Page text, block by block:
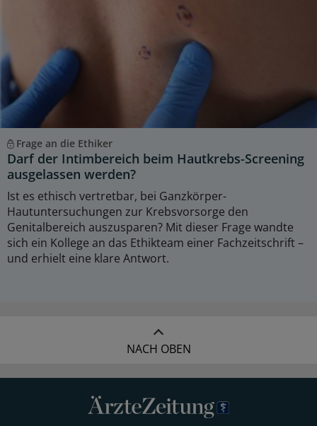
Frage an die Ethiker
Darf der Intimbereich beim Hautkrebs-Screening
ausgelassen werden?
Ist es ethisch vertretbar, bei Ganzkörper-
Hautuntersuchungen zur Krebsvorsorge den
Genitalbereich auszusparen? Mit dieser Frage wandte
sich ein Kollege an das Ethikteam einer Fachzeitschrift –
und erhielt eine klare Antwort.
NACH OBEN